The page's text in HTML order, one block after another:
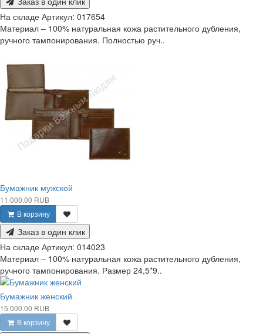
На складе Артикул: 017654
Материал – 100% натуральная кожа растительного дубления,
ручного тампонирования. Полностью руч..
Бумажник мужской
11 000.00 RUB
В корзину
Заказ в один клик
На складе Артикул: 014023
Материал – 100% натуральная кожа растительного дубления,
ручного тампонирования. Размер 24,5*9..
Бумажник женский
15 000.00 RUB
В корзину